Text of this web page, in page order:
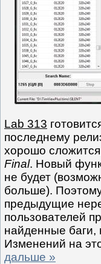
Lab 313
последнему
хорошо
Final. Новый
не будет
больше).
предыдущие
пользователей
найденные баги,
Изменений на
дальше »